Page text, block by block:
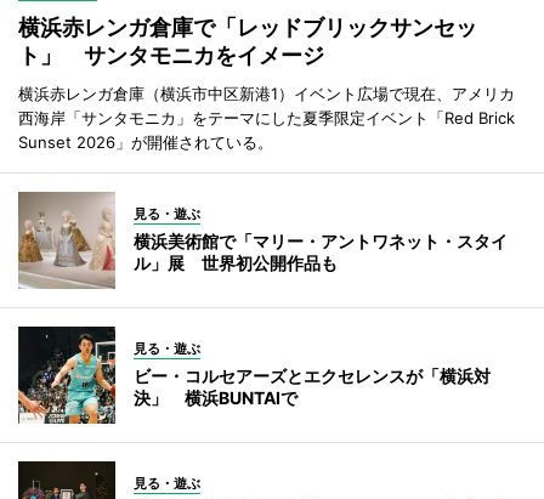
横浜赤レンガ倉庫で「レッドブリックサンセッ
ト」 サンタモニカをイメージ
横浜赤レンガ倉庫（横浜市中区新港1）イベント広場で現在、アメリカ
西海岸「サンタモニカ」をテーマにした夏季限定イベント「Red Brick
Sunset 2026」が開催されている。
見る・遊ぶ
横浜美術館で「マリー・アントワネット・スタイ
ル」展 世界初公開作品も
見る・遊ぶ
ビー・コルセアーズとエクセレンスが「横浜対
決」 横浜BUNTAIで
見る・遊ぶ